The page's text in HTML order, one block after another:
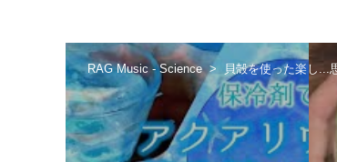
RAG Music - Science 貝殻を使った楽し...